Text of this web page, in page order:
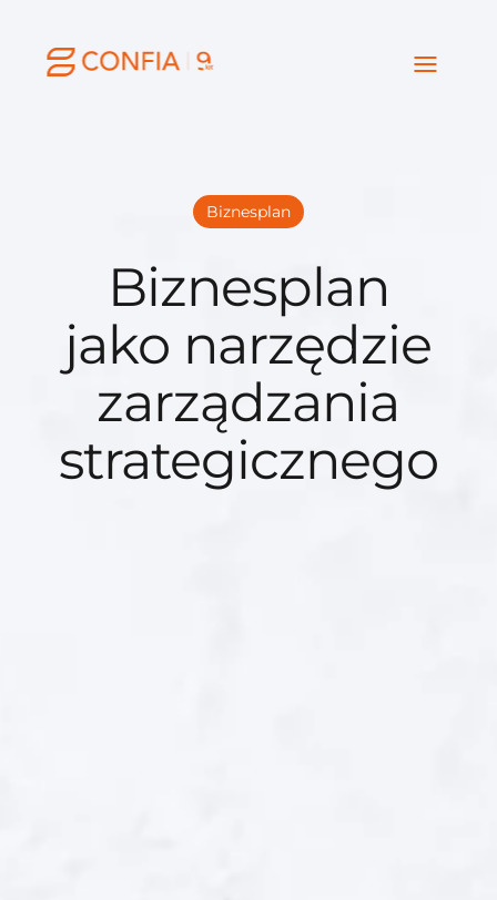
Biznesplan
Biznesplan
jako narzędzie
zarządzania
strategicznego